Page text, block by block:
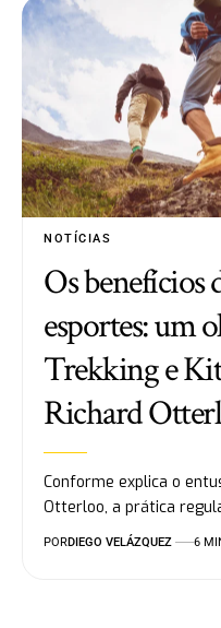
NOTÍCIAS
Os benefícios
esportes: um
Trekking e
Richard
Conforme explica o
Otterloo, a prática
PORDIEGO VELÁZQUEZ 6